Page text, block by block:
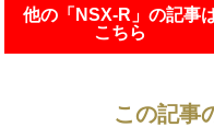
他の「NSX-R」の記事
こちら
この記事